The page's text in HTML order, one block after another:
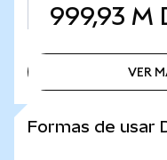
999,93 M
VER
Formas de usar